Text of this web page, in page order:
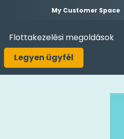
My Customer Space
Flottakezelési megoldások
Legyen ügyfél